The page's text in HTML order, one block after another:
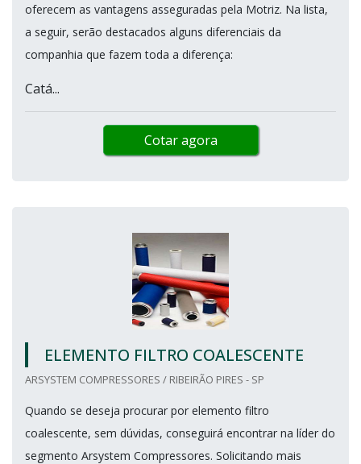
oferecem as vantagens asseguradas pela Motriz. Na lista,
a seguir, serão destacados alguns diferenciais da
companhia que fazem toda a diferença:
Catá...
Cotar agora
ELEMENTO FILTRO COALESCENTE
ARSYSTEM COMPRESSORES / RIBEIRÃO PIRES - SP
Quando se deseja procurar por elemento filtro
coalescente, sem dúvidas, conseguirá encontrar na líder do
segmento Arsystem Compressores. Solicitando mais